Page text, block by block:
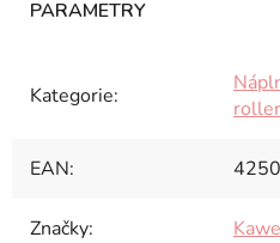
Kategorie:
EAN:
Značky: